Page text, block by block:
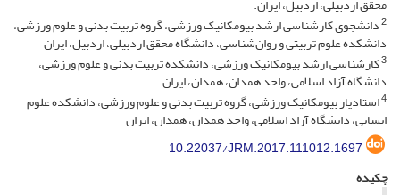
2دانشجوی کارشناسی ارشد بیومکانیک ورزشی، گروه تربیت بدنی و علوم ورزشی،
دانشکده علوم تربیتی و روان‌شناسی، دانشگاه محقق اردبیلی، اردبیل، ایران
3کارشناسی ارشد بیومکانیک ورزشی، دانشکده تربیت بدنی و علوم ورزشی،
دانشگاه آزاد اسلامی، واحد همدان، همدان، ایران
4استادیار بیومکانیک ورزشی، گروه تربیت بدنی و علوم ورزشی، دانشکده علوم
انسانی، دانشگاه آزاد اسلامی، واحد همدان، همدان، ایران
10.22037/JRM.2017.111012.1697
چکیده